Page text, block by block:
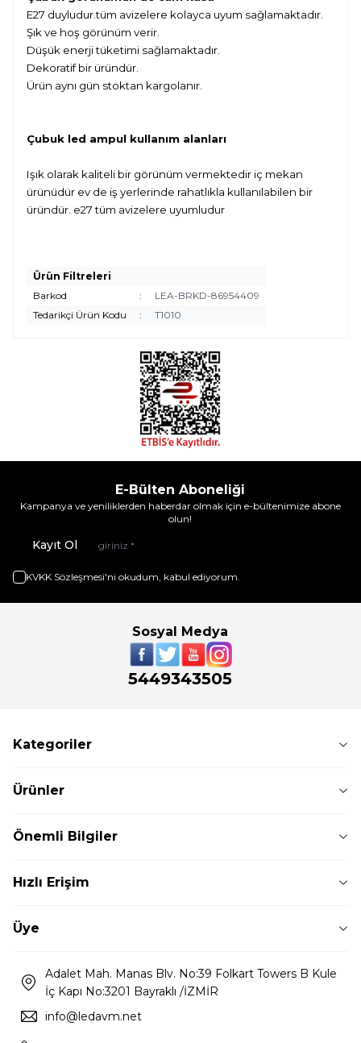
E27 duyludur.tüm avizelere kolayca uyum sağlamaktadır.
Şık ve hoş görünüm verir.
Düşük enerji tüketimi sağlamaktadır.
Dekoratif bir üründür.
Ürün aynı gün stoktan kargolanır.
Çubuk led ampul kullanım alanları
Işık olarak kaliteli bir görünüm vermektedir iç mekan
ürünüdür ev de iş yerlerinde rahatlıkla kullanılabilen bir
üründür. e27 tüm avizelere uyumludur
Ürün Filtreleri
Barkod
:
LEA-BRKD-86954409
Tedarikçi Ürün Kodu
: T1010
E-Bülten Aboneliği
Kampanya ve yeniliklerden haberdar olmak için e-bültenimize abone
olun!
Kayıt Ol
KVKK Sözleşmesi'ni okudum, kabul ediyorum.
Sosyal Medya
5449343505
Kategoriler
Ürünler
Önemli Bilgiler
Hızlı Erişim
Üye
Adalet Mah. Manas Blv. No:39 Folkart Towers B Kule
İç Kapı No:3201 Bayraklı /İZMİR
info@ledavm.net